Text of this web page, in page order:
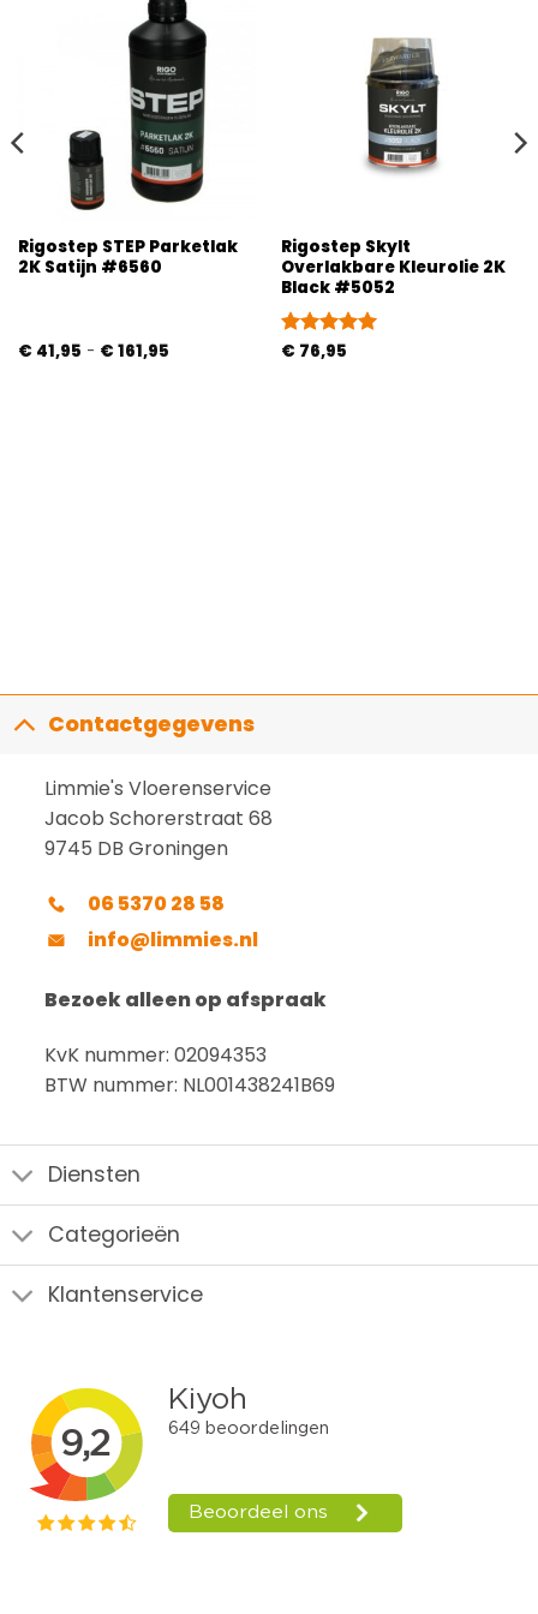
Rigostep STEP Parketlak
2K Satijn #6560
€ 41,95 - € 161,95Prijsklasse:
Rigostep Skylt
Overlakbare Kleurolie 2K
Black #5052
Gewaardeerd
€ 76,95
Contactgegevens
Limmie's Vloerenservice
Jacob Schorerstraat 68
9745 DB Groningen
06 5370 28 58
info@limmies.nl
Bezoek alleen op afspraak
KvK nummer: 02094353
BTW nummer: NL001438241B69
Diensten
Categorieën
Klantenservice